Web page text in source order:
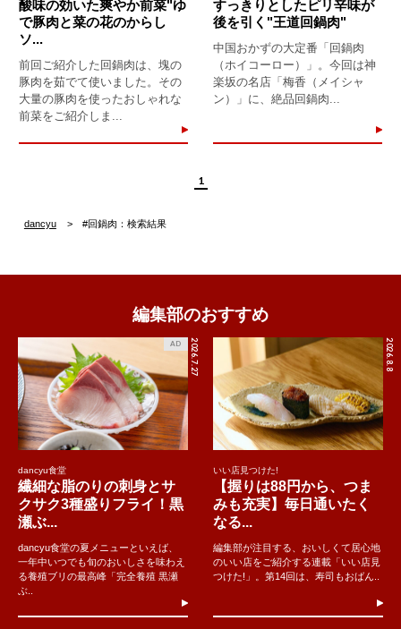
酸味の効いた爽やか前菜"ゆ
で豚肉と菜の花のからし
ソ...
前回ご紹介した回鍋肉は、塊の
豚肉を茹でて使いました。その
大量の豚肉を使ったおしゃれな
前菜をご紹介しま...
すっきりとしたピリ辛味が
後を引く"王道回鍋肉"
中国おかずの大定番「回鍋肉
（ホイコーロー）」。今回は神
楽坂の名店「梅香（メイシャ
ン）」に、絶品回鍋肉...
1
dancyu #回鍋肉：検索結果
編集部のおすすめ
2026.7.27
AD
dancyu食堂
繊細な脂のりの刺身とサ
クサク3種盛りフライ！黒
瀬ぶ...
dancyu食堂の夏メニューといえば、
一年中いつでも旬のおいしさを味わえ
る養殖ブリの最高峰「完全養殖 黒瀬
ぶ..
2026.8.8
いい店見つけた!
【握りは88円から、つま
みも充実】毎日通いたく
なる...
編集部が注目する、おいしくて居心地
のいい店をご紹介する連載「いい店見
つけた!」。第14回は、寿司もおばん..